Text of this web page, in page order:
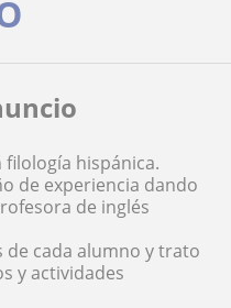
filología hispánica.
de experiencia dando
de inglés
de cada alumno y trato
y actividades